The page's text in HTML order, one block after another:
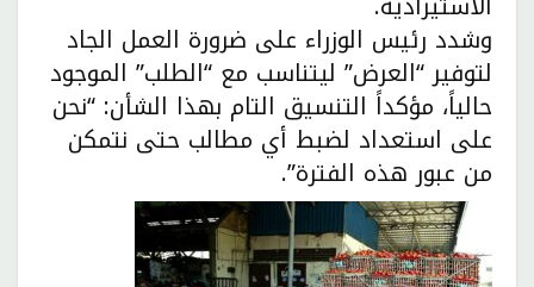
وشدد رئيس الوزراء على ضرورة العمل الجاد
لتوفير “العرض” ليتناسب مع “الطلب” الموجود
حالياً، مؤكداً التنسيق التام بهذا الشأن: “نحن
على استعداد لضبط أي مطالب حتى نتمكن
من عبور هذه الفترة”.